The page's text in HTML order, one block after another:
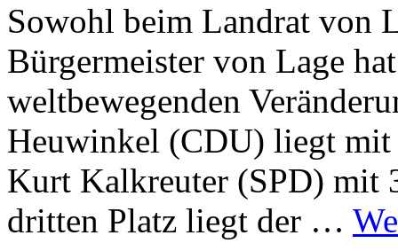
Sowohl beim Landrat von
Bürgermeister von Lage
weltbewegenden
Heuwinkel (CDU) liegt mit
Kurt Kalkreuter (SPD) mit
dritten Platz liegt der …